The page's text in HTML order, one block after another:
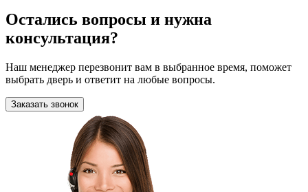
Остались вопросы и нужна
консультация?
Наш менеджер перезвонит вам в выбранное время, поможет
выбрать дверь и ответит на любые вопросы.
Заказать звонок